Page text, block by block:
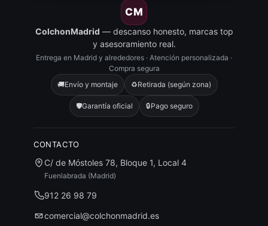
CM
ColchonMadrid — descanso honesto, marcas top
y asesoramiento real.
Entrega en Madrid y alrededores · Atención personalizada ·
Compra segura
🚚Envío y montaje ♻️Retirada (según zona)
🛡️Garantía oficial 🔒Pago seguro
CONTACTO
C/ de Móstoles 78, Bloque 1, Local 4
Fuenlabrada (Madrid)
912 26 98 79
comercial@colchonmadrid.es